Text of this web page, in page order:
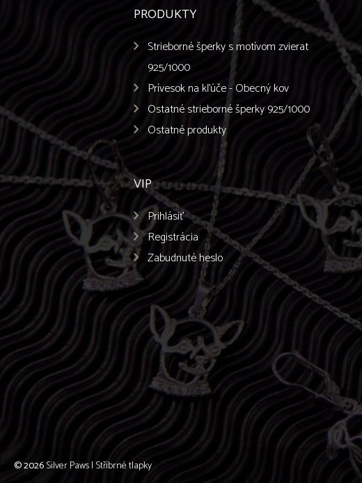
PRODUKTY
Strieborné šperky s motívom zvierat
925/1000
Prívesok na kľúče - Obecný kov
Ostatné strieborné šperky 925/1000
Ostatné produkty
VIP
Prihlásiť
Registrácia
Zabudnuté heslo
© 2026Silver Paws | Stříbrné tlapky